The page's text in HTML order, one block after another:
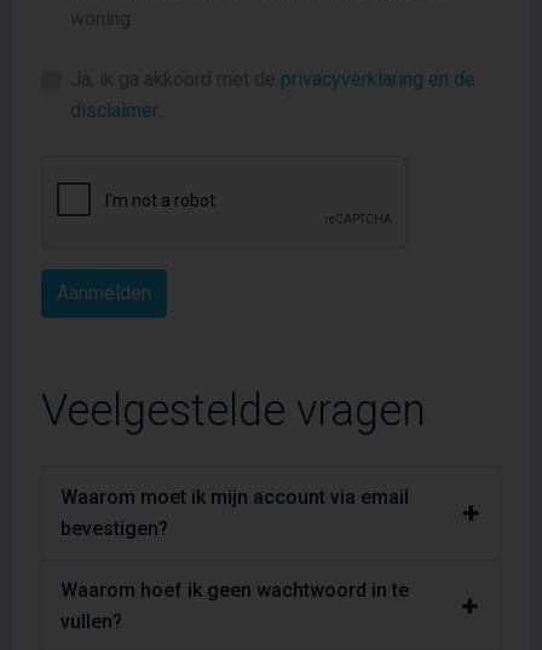
woning.
Ja, ik ga akkoord met de privacyverklaring en de
disclaimer.
Veelgestelde vragen
Waarom moet ik mijn account via email
bevestigen?
Waarom hoef ik geen wachtwoord in te
vullen?